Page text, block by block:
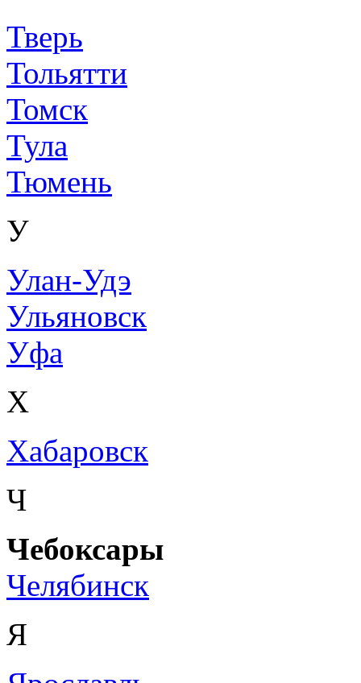
Тверь
Тольятти
Томск
Тула
Тюмень
У
Улан-Удэ
Ульяновск
Уфа
Х
Хабаровск
Ч
Чебоксары
Челябинск
Я